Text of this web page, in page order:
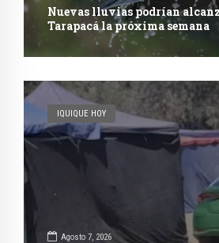
Nuevas lluvias podrían
Tarapacá la próxima semana
IQUIQUE HOY
Agosto 7, 2026